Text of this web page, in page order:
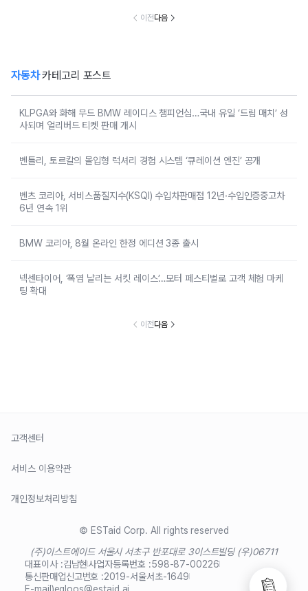
이전다음
자동차카테고리 포스트
KLPGA와 화해 무드 BMW 레이디스 챔피언십…국내 유일 ‘드림 매치’ 성
사되며 얼리버드 티켓 판매 개시
벤틀리, 토르칼의 몰입형 럭셔리 경험 시스템 ‘큐레이션 엔진’ 공개
벤츠 코리아, 서비스품질지수(KSQI) 수입차판매점 12년·수입인증중고차
6년 연속 1위
BMW 코리아, 8월 온라인 한정 에디션 3종 출시
넥센타이어, ‘폭염 날리는 서킷 레이스’…모터 페스티벌로 고객 체험 마케
팅 확대
이전다음
고객센터
서비스 이용약관
개인정보처리방침
© ESTaid Corp. All rights reserved
(주)이스트에이드 서울시 서초구 반포대로 3이스트빌딩 (우)06711
대표이사 :김남현사업자등록번호 :598-87-00226
통신판매업신고번호 :2019-서울서초-1649
E-mail)egloos@estaid.ai